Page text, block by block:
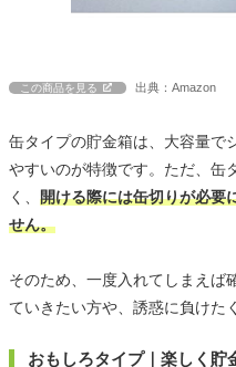
この商品を見る 出典：Amazon
缶タイプの貯金箱は、大容量で
やすいのが特徴です。ただ、缶
く、 開ける際には缶切りが必要
せん。
そのため、一度入れてしまえば
ていきたい方や、誘惑に負けた
おもしろタイプ｜楽しく貯